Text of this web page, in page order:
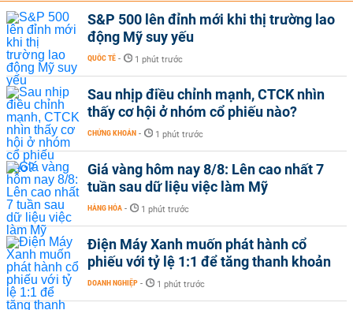
S&P 500 lên đỉnh mới khi thị trường lao
động Mỹ suy yếu
QUỐC TẾ - 1 phút trước
Sau nhịp điều chỉnh mạnh, CTCK nhìn
thấy cơ hội ở nhóm cổ phiếu nào?
CHỨNG KHOÁN - 1 phút trước
Giá vàng hôm nay 8/8: Lên cao nhất 7
tuần sau dữ liệu việc làm Mỹ
HÀNG HÓA - 1 phút trước
Điện Máy Xanh muốn phát hành cổ
phiếu với tỷ lệ 1:1 để tăng thanh khoản
DOANH NGHIỆP - 1 phút trước